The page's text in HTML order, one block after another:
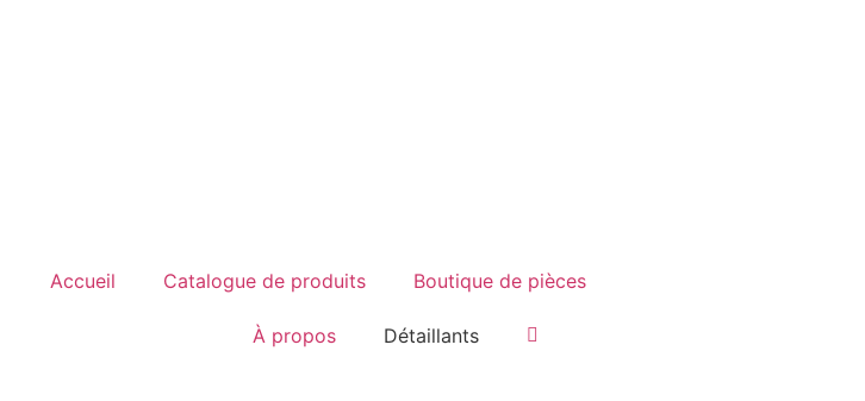
Accueil Catalogue de produits Boutique de pièces
À propos Détaillants